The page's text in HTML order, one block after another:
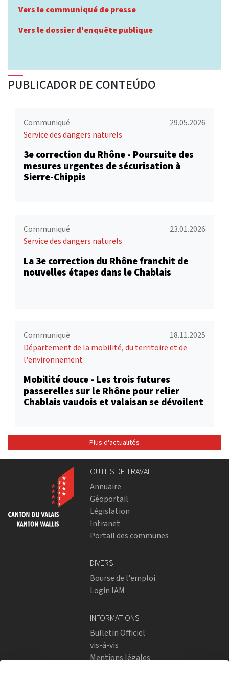
Vers le communiqué de presse
Vers le dossier d'enquête publique
PUBLICADOR DE CONTEÚDO
Communiqué
29.05.2026
Service des dangers naturels
3e correction du Rhône - Poursuite des
mesures urgentes de sécurisation à
Sierre-Chippis
Communiqué
23.01.2026
Service des dangers naturels
La 3e correction du Rhône franchit de
nouvelles étapes dans le Chablais
Communiqué
18.11.2025
Département de la mobilité, du territoire et de
l'environnement
Mobilité douce - Les trois futures
passerelles sur le Rhône pour relier
Chablais vaudois et valaisan se dévoilent
Plus d'actualités
OUTILS DE TRAVAIL
Annuaire
Géoportail
Législation
Intranet
Portail des communes
DIVERS
Bourse de l'emploi
Login IAM
INFORMATIONS
Bulletin Officiel
vis-à-vis
Mentions légales